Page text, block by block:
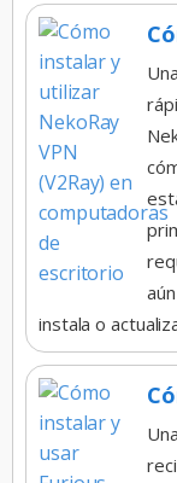
instala o